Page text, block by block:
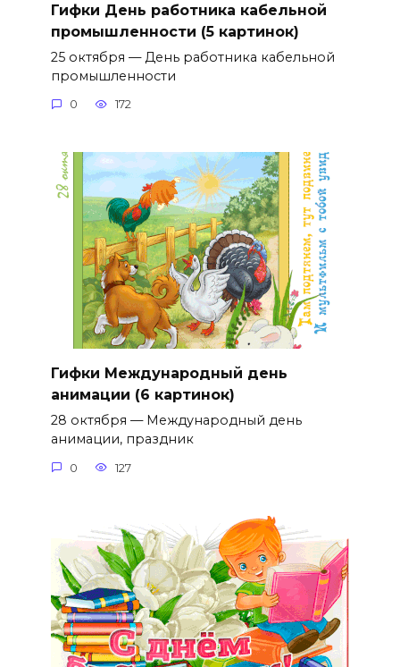
Гифки День работника кабельной
промышленности (5 картинок)
25 октября — День работника кабельной
промышленности
0 172
Гифки Международный день
анимации (6 картинок)
28 октября — Международный день
анимации, праздник
0 127